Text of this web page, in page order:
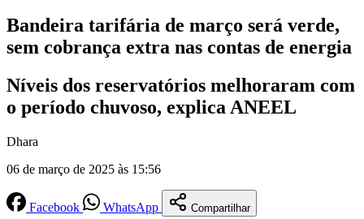
Bandeira tarifária de março será verde,
sem cobrança extra nas contas de energia
Níveis dos reservatórios melhoraram com
o período chuvoso, explica ANEEL
Dhara
06 de março de 2025 às 15:56
Facebook WhatsApp Compartilhar